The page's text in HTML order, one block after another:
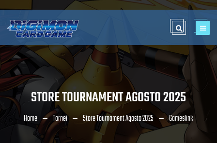
STORE TOURNAMENT AGOSTO 2025
Home Tornei Store Tournament Agosto 2025 Gameslink